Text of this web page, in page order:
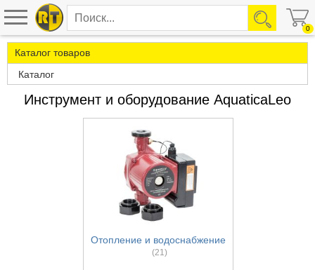
0
Каталог товаров
Каталог
Инструмент и оборудование AquaticaLeo
Отопление и водоснабжение
(21)